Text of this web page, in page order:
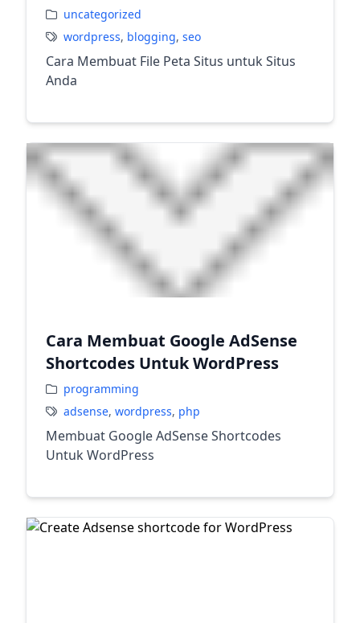
uncategorized
wordpress, blogging, seo
Cara Membuat File Peta Situs untuk Situs
Anda
Cara Membuat Google AdSense
Shortcodes Untuk WordPress
programming
adsense, wordpress, php
Membuat Google AdSense Shortcodes
Untuk WordPress